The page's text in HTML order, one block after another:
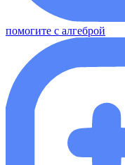
помогите с алгеброй